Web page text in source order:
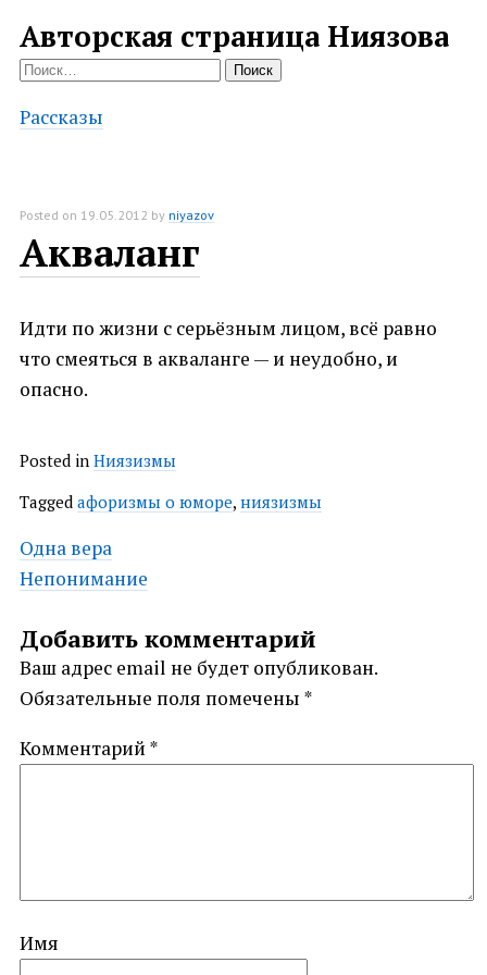
Авторская страница Ниязова
Найти:
Рассказы
Posted on 19.05.2012 byniyazov
Акваланг
Идти по жизни с серьёзным лицом, всё равно
что смеяться в акваланге — и неудобно, и
опасно.
Posted in Ниязизмы
Tagged афоризмы о юморе, ниязизмы
Post
navigation
Одна вера
Непонимание
Добавить комментарий
Ваш адрес email не будет опубликован.
Обязательные поля помечены *
Комментарий *
Имя